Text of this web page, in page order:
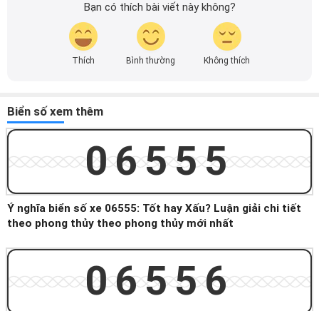
Bạn có thích bài viết này không?
Thích Bình thường Không thích
Biển số xem thêm
06555
Ý nghĩa biển số xe 06555: Tốt hay Xấu? Luận giải chi tiết
theo phong thủy theo phong thủy mới nhất
06556